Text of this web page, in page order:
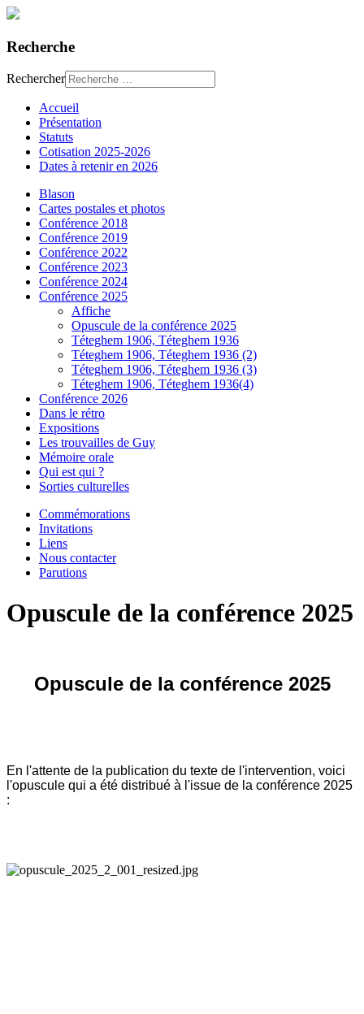
Recherche
Rechercher
Accueil
Présentation
Statuts
Cotisation 2025-2026
Dates à retenir en 2026
Blason
Cartes postales et photos
Conférence 2018
Conférence 2019
Conférence 2022
Conférence 2023
Conférence 2024
Conférence 2025
Affiche
Opuscule de la conférence 2025
Téteghem 1906, Téteghem 1936
Téteghem 1906, Téteghem 1936 (2)
Téteghem 1906, Téteghem 1936 (3)
Téteghem 1906, Téteghem 1936(4)
Conférence 2026
Dans le rétro
Expositions
Les trouvailles de Guy
Mémoire orale
Qui est qui ?
Sorties culturelles
Commémorations
Invitations
Liens
Nous contacter
Parutions
Opuscule de la conférence 2025
Opuscule de la conférence 2025
En l'attente de la publication du texte de l'intervention, voici
l'opuscule qui a été distribué à l'issue de la conférence 2025
: